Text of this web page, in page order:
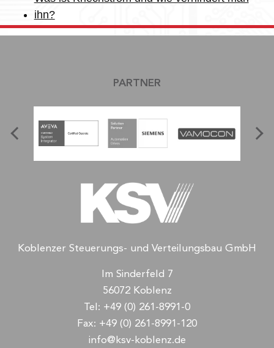
ihn?
PARTNER
Koblenzer Steuerungs- und Verteilungsbau GmbH
Im Sinderfeld 7
56072 Koblenz
Tel: +49 (0) 261-8991-0
Fax: +49 (0) 261-8991-120
info@ksv-koblenz.de